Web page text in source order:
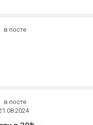
в посте
в посте